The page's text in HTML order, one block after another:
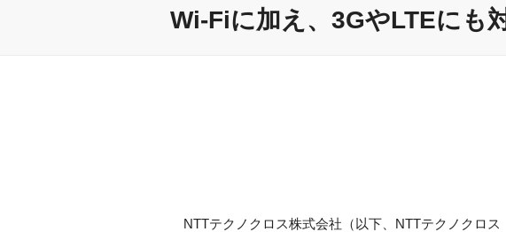
Wi-Fiに加え、3GやLTEにも
NTTテクノクロス株式会社（以下、NTTテクノクロ